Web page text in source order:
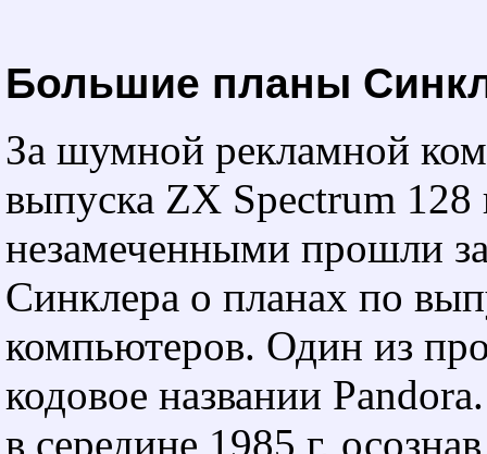
Большие планы
За шумной рекламной
выпуска ZX Spectrum 128
незамеченными прошли
Синклера о планах по
компьютеров. Один из
кодовое названии
в середине 1985 г,